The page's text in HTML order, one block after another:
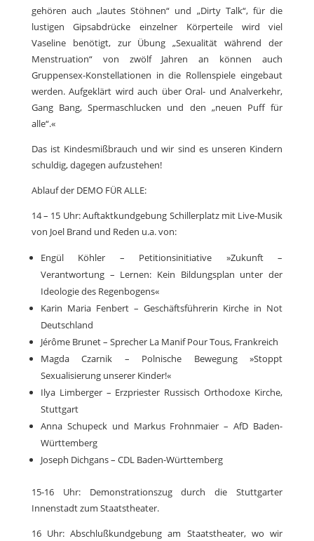
gehören auch „lautes Stöhnen“ und „Dirty Talk“, für die
lustigen Gipsabdrücke einzelner Körperteile wird viel
Vaseline benötigt, zur Übung „Sexualität während der
Menstruation“ von zwölf Jahren an können auch
Gruppensex-Konstellationen in die Rollenspiele eingebaut
werden. Aufgeklärt wird auch über Oral- und Analverkehr,
Gang Bang, Spermaschlucken und den „neuen Puff für
alle“.«
Das ist Kindesmißbrauch und wir sind es unseren Kindern
schuldig, dagegen aufzustehen!
Ablauf der DEMO FÜR ALLE:
14 – 15 Uhr: Auftaktkundgebung Schillerplatz mit Live-Musik
von Joel Brand und Reden u.a. von:
Engül Köhler – Petitionsinitiative »Zukunft –
Verantwortung – Lernen: Kein Bildungsplan unter der
Ideologie des Regenbogens«
Karin Maria Fenbert – Geschäftsführerin Kirche in Not
Deutschland
Jérôme Brunet – Sprecher La Manif Pour Tous, Frankreich
Magda Czarnik – Polnische Bewegung »Stoppt
Sexualisierung unserer Kinder!«
Ilya Limberger – Erzpriester Russisch Orthodoxe Kirche,
Stuttgart
Anna Schupeck und Markus Frohnmaier – AfD Baden-
Württemberg
Joseph Dichgans – CDL Baden-Württemberg
15-16 Uhr: Demonstrationszug durch die Stuttgarter
Innenstadt zum Staatstheater.
16 Uhr: Abschlußkundgebung am Staatstheater, wo wir